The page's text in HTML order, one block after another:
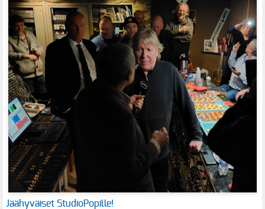
Jäähyväiset StudioPopille!